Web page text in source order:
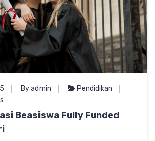
By admin
Pendidikan
Beasiswa Fully Funded